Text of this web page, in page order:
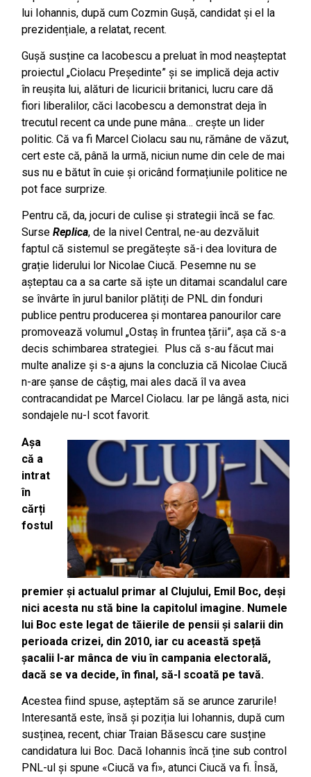
lui Iohannis, după cum Cozmin Gușă, candidat și el la
prezidențiale, a relatat, recent.
Gușă susține ca Iacobescu a preluat în mod neașteptat
proiectul „Ciolacu Președinte” și se implică deja activ
în reușita lui, alături de licuricii britanici, lucru care dă
fiori liberalilor, căci Iacobescu a demonstrat deja în
trecutul recent ca unde pune mâna… crește un lider
politic. Că va fi Marcel Ciolacu sau nu, rămâne de văzut,
cert este că, până la urmă, niciun nume din cele de mai
sus nu e bătut în cuie și oricând formațiunile politice ne
pot face surprize.
Pentru că, da, jocuri de culise și strategii încă se fac.
SurseReplica, de la nivel Central, ne-au dezvăluit
faptul că sistemul se pregătește să-i dea lovitura de
grație liderului lor Nicolae Ciucă. Pesemne nu se
așteptau ca a sa carte să iște un ditamai scandalul care
se învârte în jurul banilor plătiți de PNL din fonduri
publice pentru producerea și montarea panourilor care
promovează volumul „Ostaș în fruntea țării”, așa că s-a
decis schimbarea strategiei. Plus că s-au făcut mai
multe analize și s-a ajuns la concluzia că Nicolae Ciucă
n-are șanse de câștig, mai ales dacă îl va avea
contracandidat pe Marcel Ciolacu. Iar pe lângă asta, nici
sondajele nu-l scot favorit.
Așa
că a
intrat
în
cărți
fostul
premier și actualul primar al Clujului, Emil Boc, deși
nici acesta nu stă bine la capitolul imagine. Numele
lui Boc este legat de tăierile de pensii și salarii din
perioada crizei, din 2010, iar cu această speță
șacalii l-ar mânca de viu în campania electorală,
dacă se va decide, în final, să-l scoată pe tavă.
Acestea fiind spuse, așteptăm să se arunce zarurile!
Interesantă este, însă și poziția lui Iohannis, după cum
susținea, recent, chiar Traian Băsescu care susține
candidatura lui Boc. Dacă Iohannis încă ține sub control
PNL-ul și spune «Ciucă va fi», atunci Ciucă va fi. Însă,